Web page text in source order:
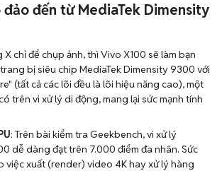
đảo đến từ MediaTek Dimensity
chỉ để chụp ảnh, thì Vivo X100 sẽ làm bạn
bị siêu chip MediaTek Dimensity 9300 với
(tất cả các lõi đều là lõi hiệu năng cao), một
trên vi xử lý di động, mang lại sức mạnh tính
: Trên bài kiểm tra Geekbench, vi xử lý
dễ dàng đạt trên 7.000 điểm đa nhân. Sức
việc xuất (render) video 4K hay xử lý hàng